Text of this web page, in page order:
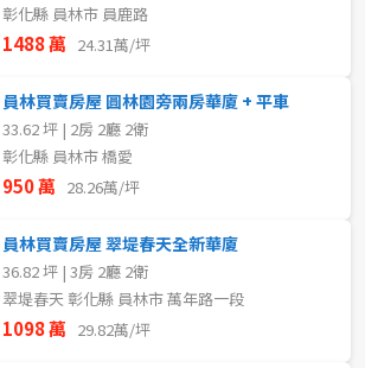
彰化縣 員林市 員鹿路
1488 萬 24.31萬/坪
員林買賣房屋 圓林園旁兩房華廈 + 平車
33.62 坪 | 2房 2廳 2衛
彰化縣 員林市 橋愛
950 萬 28.26萬/坪
員林買賣房屋 翠堤春天全新華廈
36.82 坪 | 3房 2廳 2衛
翠堤春天 彰化縣 員林市 萬年路一段
1098 萬 29.82萬/坪